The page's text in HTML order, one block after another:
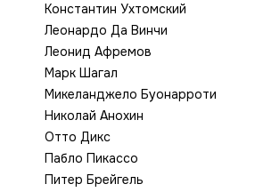
Константин Ухтомский
Леонардо Да Винчи
Леонид Афремов
Марк Шагал
Микеланджело Буонарроти
Николай Анохин
Отто Дикс
Пабло Пикассо
Питер Брейгель